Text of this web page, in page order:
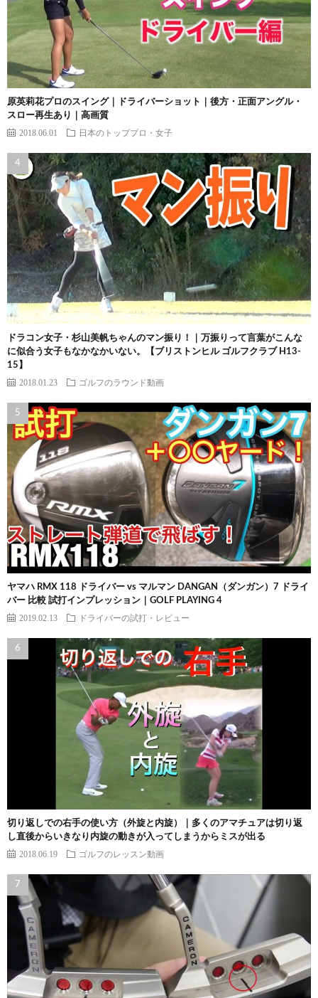
原英莉花プロのスイング｜ドライバーショット｜後方・正面アングル・
スロー再生あり｜高画質
2018.06.01 日本のトッププロ・女子
ドラコン女子・杉山美帆ちゃんのマン振り！｜万振りって言葉がこんな
に似合う女子もなかなかいない。【ブリストンヒル ゴルフクラブ H13-
15】
2018.01.23 ゴルフのラウンド動画
ヤマハ RMX 118 ドライバー vs マルマン DANGAN（ダンガン）7 ドライ
バー 比較 試打インプレッション｜GOLF PLAYING 4
2019.02.13 ドライバーの試打・レビュー
切り返しでの右手の使い方（外旋と内旋）｜多くのアマチュアは切り返
し直後からいきなり内旋の動きが入ってしまうからミスが出る
2018.06.19 ゴルフのレッスン動画